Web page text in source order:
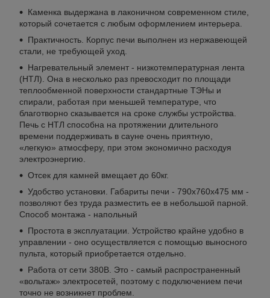
Каменка выдержана в лаконичном современном стиле,
который сочетается с любым оформлением интерьера.
Практичность. Корпус печи выполнен из нержавеющей
стали, не требующей уход.
Нагревательный элемент - низкотемпературная лента
(НТЛ). Она в несколько раз превосходит по площади
теплообменной поверхности стандартные ТЭНы и
спирали, работая при меньшей температуре, что
благотворно сказывается на сроке службы устройства.
Печь с НТЛ способна на протяжении длительного
времени поддерживать в сауне очень приятную,
«легкую» атмосферу, при этом экономично расходуя
электроэнергию.
Отсек для камней вмещает до 60кг.
Удобство установки. Габариты печи - 790x760x475 мм -
позволяют без труда разместить ее в небольшой парной.
Способ монтажа - напольный
Простота в эксплуатации. Устройство крайне удобно в
управлении - оно осуществляется с помощью выносного
пульта, который приобретается отдельно.
Работа от сети 380В. Это - самый распространенный
«вольтаж» электросетей, поэтому с подключением печи
точно не возникнет проблем.